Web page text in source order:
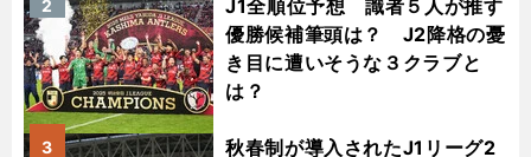
J1全順位予想 識者５人が推す
優勝候補筆頭は？ J2降格の憂
き目に遭いそうな３クラブと
は？
2
秋春制が導入されたJ1リーグ2
3